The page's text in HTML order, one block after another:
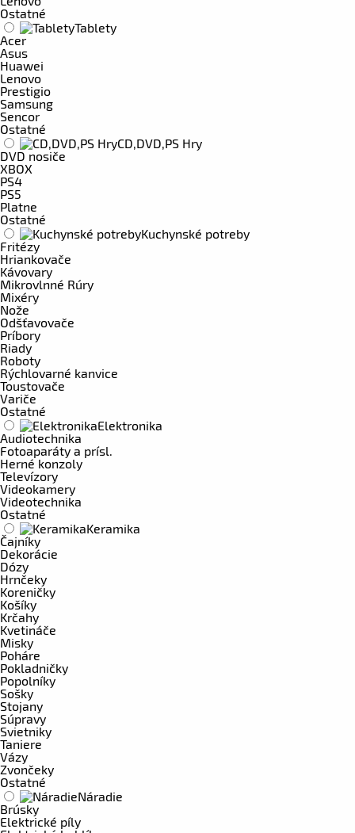
Ostatné
Tablety
Acer
Asus
Huawei
Lenovo
Prestigio
Samsung
Sencor
Ostatné
CD,DVD,PS Hry
DVD nosiče
XBOX
PS4
PS5
Platne
Ostatné
Kuchynské potreby
Fritézy
Hriankovače
Kávovary
Mikrovlnné Rúry
Mixéry
Nože
Odšťavovače
Príbory
Riady
Roboty
Rýchlovarné kanvice
Toustovače
Variče
Ostatné
Elektronika
Audiotechnika
Fotoaparáty a prísl.
Herné konzoly
Televízory
Videokamery
Videotechnika
Ostatné
Keramika
Čajníky
Dekorácie
Dózy
Hrnčeky
Koreničky
Košíky
Krčahy
Kvetináče
Misky
Poháre
Pokladničky
Popolníky
Sošky
Stojany
Súpravy
Svietniky
Taniere
Vázy
Zvončeky
Ostatné
Náradie
Brúsky
Elektrické píly